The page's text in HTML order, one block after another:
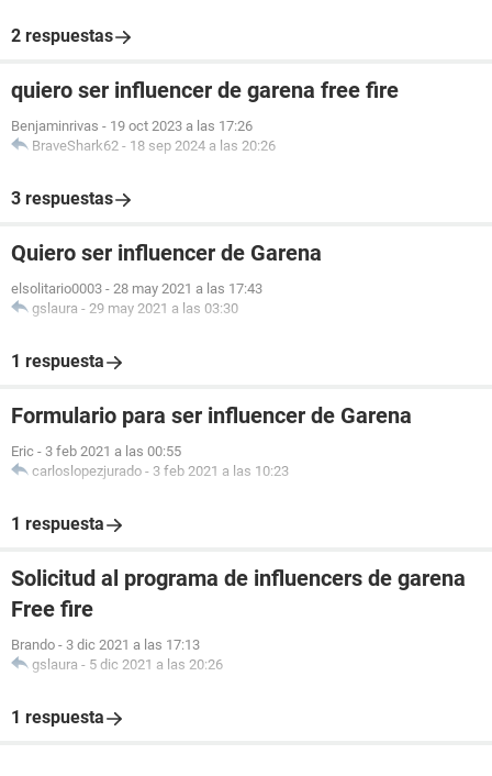
2 respuestas
quiero ser influencer de garena free fire
Benjaminrivas - 19 oct 2023 a las 17:26
BraveShark62 - 18 sep 2024 a las 20:26
3 respuestas
Quiero ser influencer de Garena
elsolitario0003 - 28 may 2021 a las 17:43
gslaura - 29 may 2021 a las 03:30
1 respuesta
Formulario para ser influencer de Garena
Eric - 3 feb 2021 a las 00:55
carloslopezjurado - 3 feb 2021 a las 10:23
1 respuesta
Solicitud al programa de influencers de garena
Free fire
Brando - 3 dic 2021 a las 17:13
gslaura - 5 dic 2021 a las 20:26
1 respuesta